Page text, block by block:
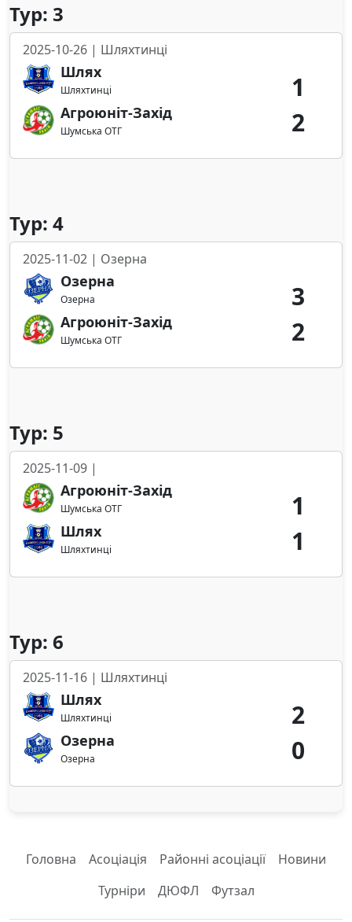
Тур: 3
2025-10-26 | Шляхтинці
Шлях
Шляхтинці
Агроюніт-Захід
Шумська ОТГ
1
2
Тур: 4
2025-11-02 | Озерна
Озерна
Озерна
Агроюніт-Захід
Шумська ОТГ
3
2
Тур: 5
2025-11-09 |
Агроюніт-Захід
Шумська ОТГ
Шлях
Шляхтинці
1
1
Тур: 6
2025-11-16 | Шляхтинці
Шлях
Шляхтинці
Озерна
Озерна
2
0
Головна Асоціація Районні асоціації
Новини
Турніри
ДЮФЛ Футзал